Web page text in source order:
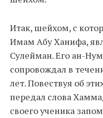
Итак, шейхом, с
Имам Абу Ханифа,
Сулейман. Его ан-
сопровождал в
лет. Повествуя об
передал слова
своего ученика